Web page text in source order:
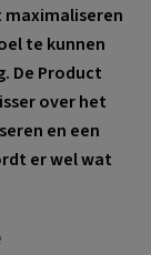
maximaliseren
te kunnen
De Product
over het
en een
er wel wat